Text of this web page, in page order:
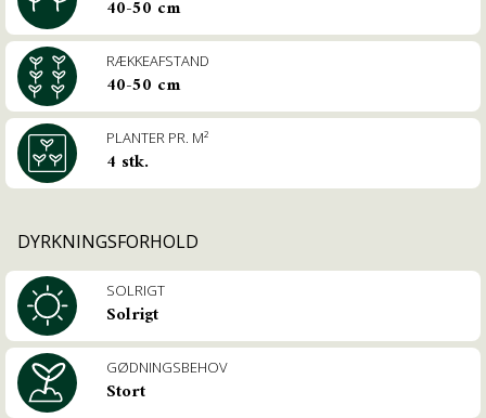
40-50 cm
RÆKKEAFSTAND
40-50 cm
PLANTER PR. M²
4 stk.
DYRKNINGSFORHOLD
SOLRIGT
Solrigt
GØDNINGSBEHOV
Stort